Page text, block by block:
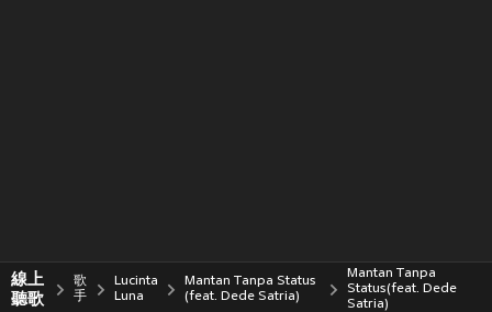
線上
聽歌
歌
手
Lucinta
Luna
Mantan Tanpa Status
(feat. Dede Satria)
Mantan Tanpa
Status(feat. Dede
Satria)